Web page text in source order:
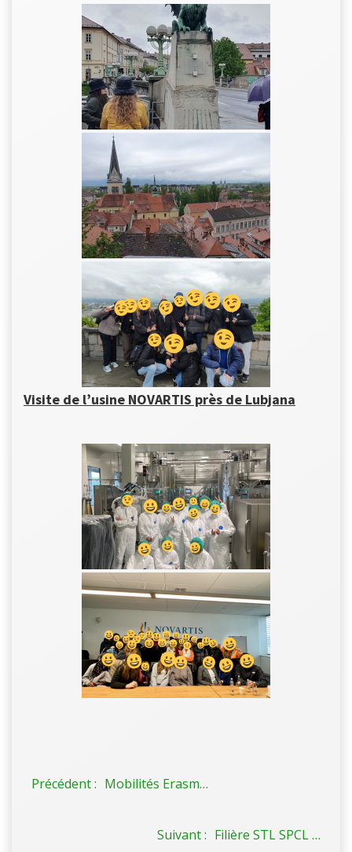
Visite de l’usine NOVARTIS près de Lubjana
Précédent : Mobilités Erasmus + au Lycée d’Arsonval
Suivant : Filière STL SPCL : présentation et témoignages